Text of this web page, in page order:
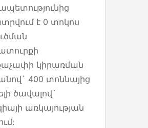
է 0 տոկոս
կիրառման
400 տոննայից
ծավալով`
առկայության